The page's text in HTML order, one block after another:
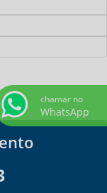
chamar no
WhatsApp